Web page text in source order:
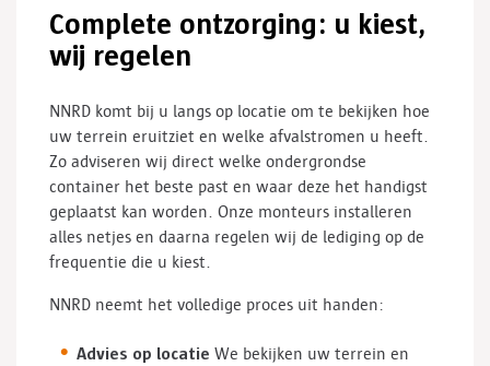
Complete ontzorging: u kiest,
wij regelen
NNRD komt bij u langs op locatie om te bekijken hoe
uw terrein eruitziet en welke afvalstromen u heeft.
Zo adviseren wij direct welke ondergrondse
container het beste past en waar deze het handigst
geplaatst kan worden. Onze monteurs installeren
alles netjes en daarna regelen wij de lediging op de
frequentie die u kiest.
NNRD neemt het volledige proces uit handen:
Advies op locatie We bekijken uw terrein en